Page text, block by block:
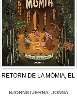
RETORN DE LA MÒMIA, EL
BJÖRNSTJERNA, JONNA